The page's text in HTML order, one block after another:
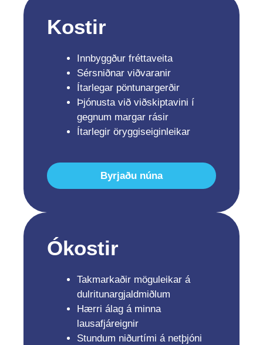
Kostir
Innbyggður fréttaveita
Sérsniðnar viðvaranir
Ítarlegar pöntunargerðir
Þjónusta við viðskiptavini í
gegnum margar rásir
Ítarlegir öryggiseiginleikar
Byrjaðu núna
Ókostir
Takmarkaðir möguleikar á
dulritunargjaldmiðlum
Hærri álag á minna
lausafjáreignir
Stundum niðurtími á netþjóni